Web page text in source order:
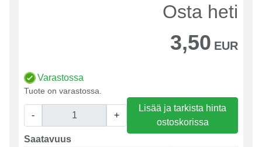
Osta heti
3,50 EUR
Varastossa
Tuote on varastossa.
- +
Lisää ja tarkista hinta
ostoskorissa
Saatavuus